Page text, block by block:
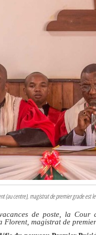
(au centre), magistrat de premier grade est
de poste, la Cour
Florent, magistrat de